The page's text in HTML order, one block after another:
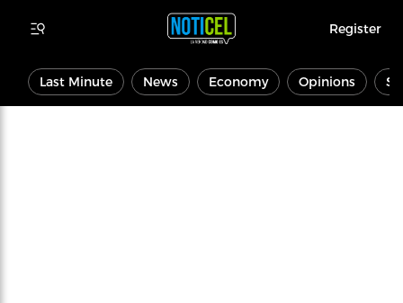
Register
Last Minute News Economy Opinions